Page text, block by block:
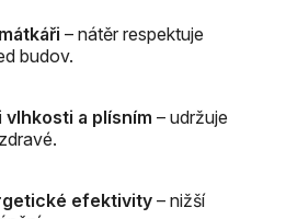
– nátěr respektuje
budov.
a plísním – udržuje
efektivity – nižší